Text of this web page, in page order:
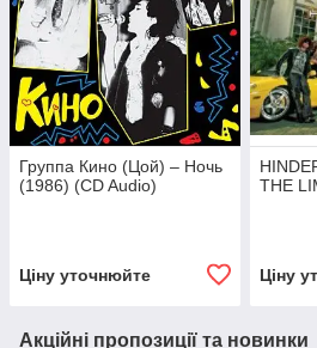
Группа Кино (Цой) – Ночь
(1986) (CD Audio)
Ціну уточнюйте
THE
Ціну
Акційні пропозиції та новинки